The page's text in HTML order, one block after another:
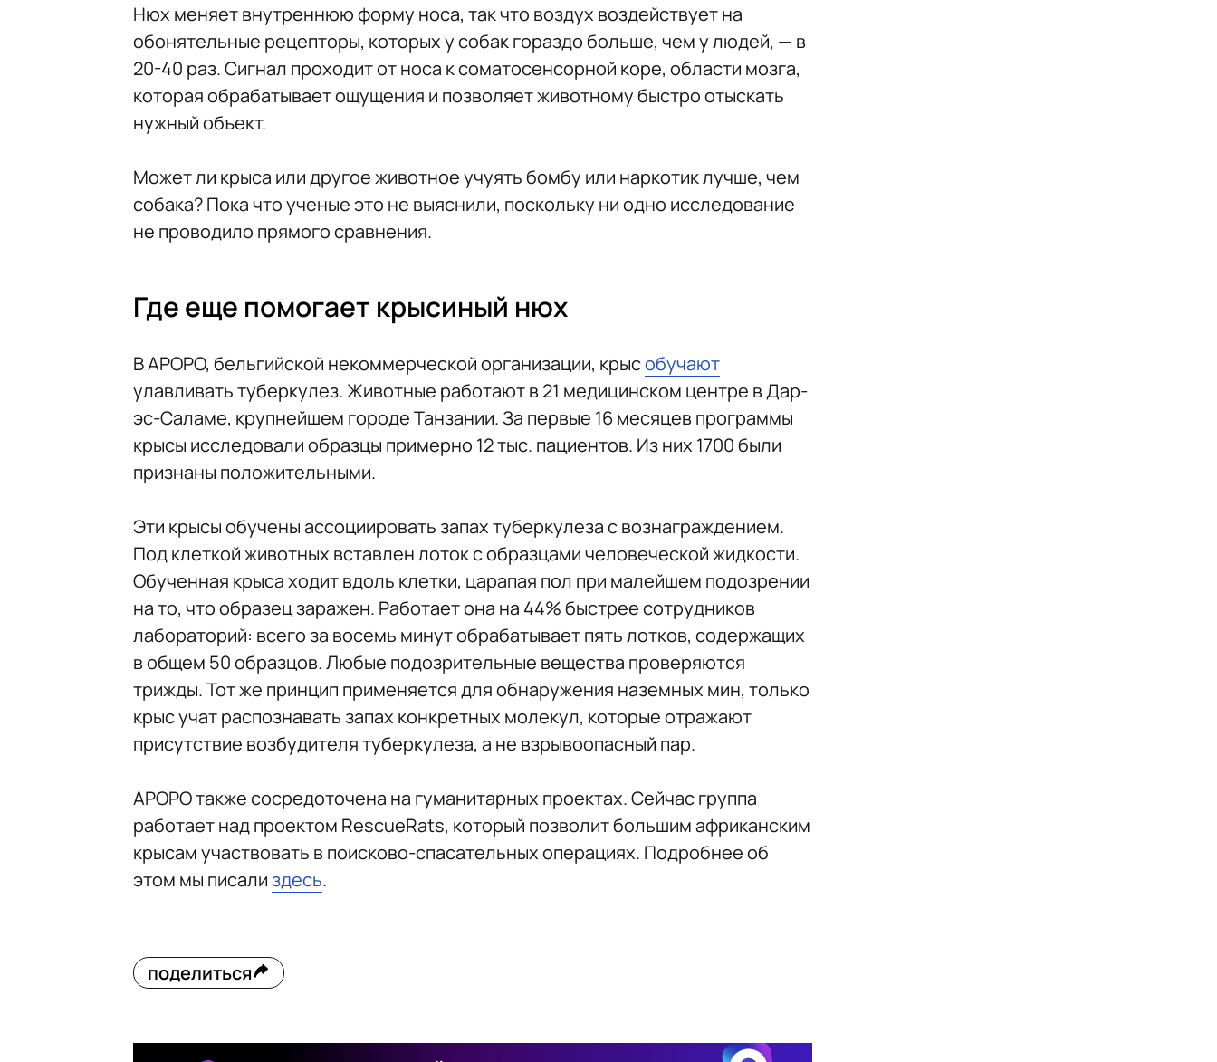
Нюх меняет внутреннюю форму носа, так что воздух воздействует на
обонятельные рецепторы, которых у собак гораздо больше, чем у людей, — в
20-40 раз. Сигнал проходит от носа к соматосенсорной коре, области мозга,
которая обрабатывает ощущения и позволяет животному быстро отыскать
нужный объект.
Может ли крыса или другое животное учуять бомбу или наркотик лучше, чем
собака? Пока что ученые это не выяснили, поскольку ни одно исследование
не проводило прямого сравнения.
Где еще помогает крысиный нюх
В APOPO, бельгийской некоммерческой организации, крысобучают
улавливать туберкулез. Животные работают в 21 медицинском центре в Дар-
эс-Саламе, крупнейшем городе Танзании. За первые 16 месяцев программы
крысы исследовали образцы примерно 12 тыс. пациентов. Из них 1700 были
признаны положительными.
Эти крысы обучены ассоциировать запах туберкулеза с вознаграждением.
Под клеткой животных вставлен лоток с образцами человеческой жидкости.
Обученная крыса ходит вдоль клетки, царапая пол при малейшем подозрении
на то, что образец заражен. Работает она на 44% быстрее сотрудников
лабораторий: всего за восемь минут обрабатывает пять лотков, содержащих
в общем 50 образцов. Любые подозрительные вещества проверяются
трижды. Тот же принцип применяется для обнаружения наземных мин, только
крыс учат распознавать запах конкретных молекул, которые отражают
присутствие возбудителя туберкулеза, а не взрывоопасный пар.
APOPO также сосредоточена на гуманитарных проектах. Сейчас группа
работает над проектом RescueRats, который позволит большим африканским
крысам участвовать в поисково-спасательных операциях. Подробнее об
этом мы писализдесь.
поделиться